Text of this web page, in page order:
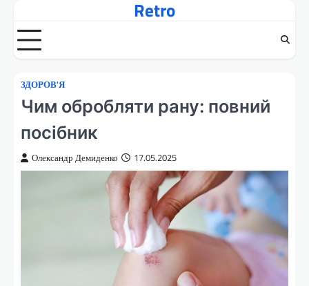
вмісту
Retro
ЗДОРОВ'Я
Чим обробляти рану: повний
посібник
Олександр Демиденко 17.05.2025